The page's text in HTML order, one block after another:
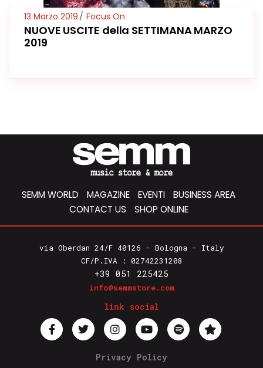
13 Marzo 2019 Focus On
NUOVE USCITE della SETTIMANA MARZO
2019
SEMM WORLD MAGAZINE EVENTI
BUSINESS AREA
CONTACT US
SHOP ONLINE
via Oberdan 24/F 40126 - Bologna - Italy
CF/P.IVA : 02742231208
+39 051 225425
info@semmstore.com
link social
Privacy Policy